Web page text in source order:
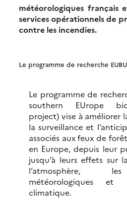
météorologiques français
services opérationnels de
contre les incendies.
Le programme de recherche
Le programme de
southern EUrope
project) vise à améliorer
la surveillance et
associés aux feux de
en Europe, depuis leur
jusqu’à leurs effets sur
l’atmosphère,
météorologiques et
climatique.